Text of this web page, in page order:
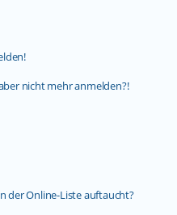
nicht mehr anmelden?!
der Online-Liste auftaucht?